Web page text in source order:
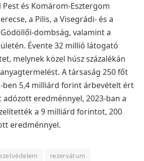
és Komárom-Esztergom
a Pilis, a Visegrádi- és a
dombság, valamint a
Évente 32 millió látogató
melynek közel húsz százalékán
A társaság 250 főt
ben 5,4 milliárd forint árbevételt ért
eredménnyel, 2023-ban a
a 9 milliárd forintot, 200
eredménnyel.
rezervátum